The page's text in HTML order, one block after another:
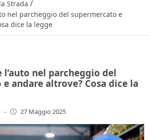
Strada /
nel parcheggio del supermercato e
dice la legge
l’auto nel parcheggio del
andare altrove? Cosa dice la
- 27 Maggio 2025